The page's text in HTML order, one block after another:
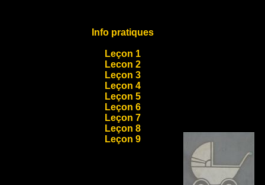
Info pratiques
Leçon 1
Lecon 2
Leçon 3
Leçon 4
Leçon 5
Leçon 6
Leçon 7
Leçon 8
Leçon 9